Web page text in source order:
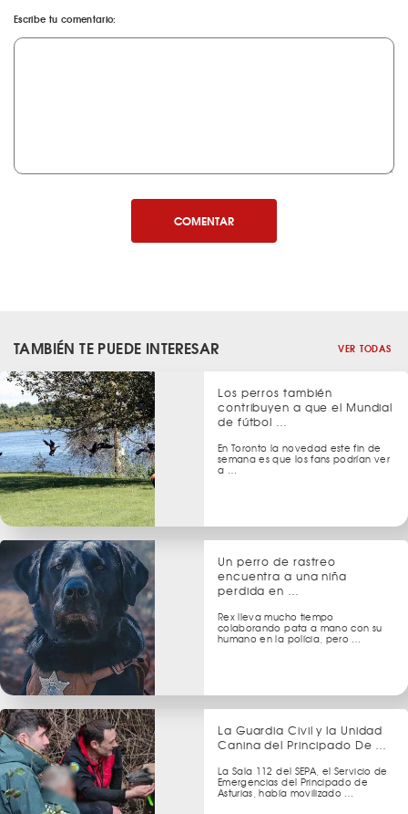
Escribe tu comentario:
COMENTAR
TAMBIÉN TE PUEDE INTERESAR VER TODAS
Los perros también
contribuyen a que el Mundial
de fútbol …
En Toronto la novedad este fin de
semana es que los fans podrían ver
a …
Un perro de rastreo
encuentra a una niña
perdida en …
Rex lleva mucho tiempo
colaborando pata a mano con su
humano en la polícia, pero …
La Guardia Civil y la Unidad
Canina del Principado De …
La Sala 112 del SEPA, el Servicio de
Emergencias del Principado de
Asturias, había movilizado …